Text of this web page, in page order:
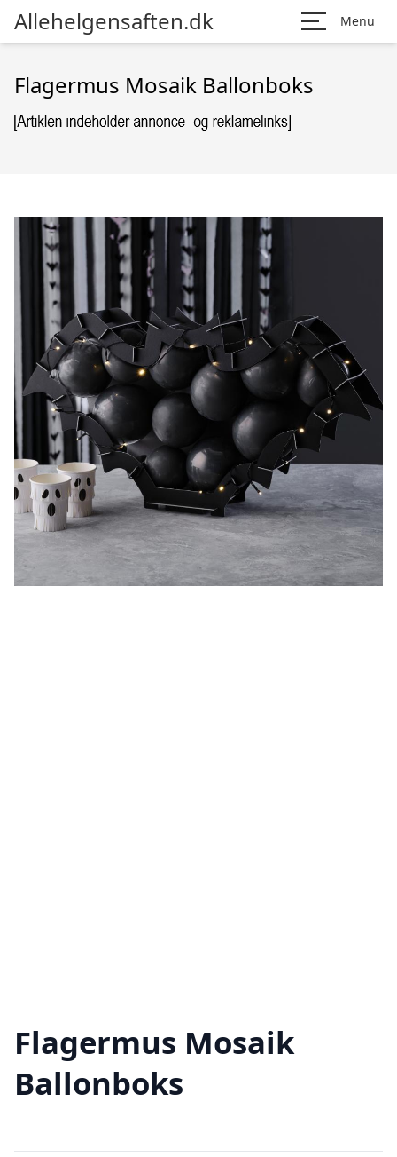
Allehelgensaften.dk Menu
Flagermus Mosaik Ballonboks
Flagermus Mosaik
Ballonboks